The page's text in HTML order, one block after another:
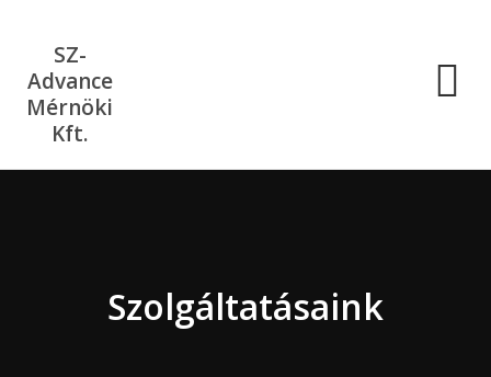
SZ-
Advance
Mérnöki
Kft.
Szolgáltatásaink